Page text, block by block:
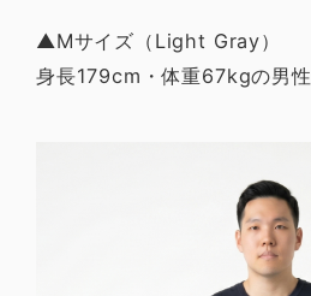
▲Mサイズ（Light Gray）
身長179cm・体重67kgの男性